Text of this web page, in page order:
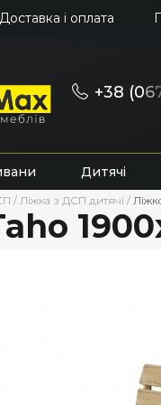
Доставка і оплата
+38 (06
Дитячі
/ Ліжка з ДСП дитячі /